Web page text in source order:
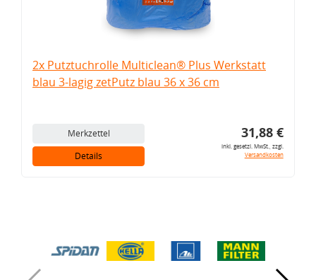
2x Putztuchrolle Multiclean® Plus Werkstatt
blau 3-lagig zetPutz blau 36 x 36 cm
Merkzettel
Details
31,88 €
inkl. gesetzl. MwSt., zzgl.
Versandkosten